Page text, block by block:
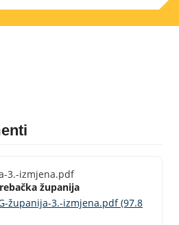
županija
županija-3.-izmjena.pdf (97.8